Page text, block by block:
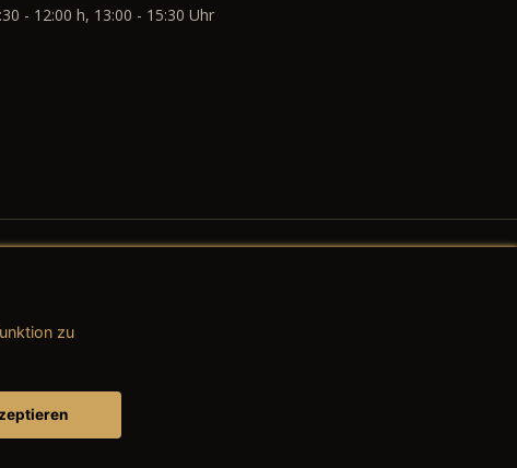
- 12:00 h, 13:00 - 15:30 Uhr
→ AGB (Teile & Zubehör)
zu